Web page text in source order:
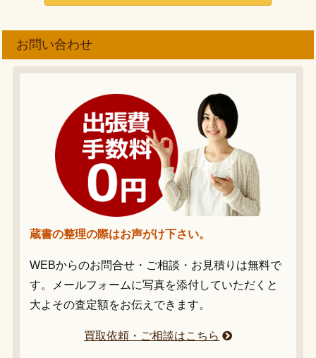
お問い合わせ
蔵書の整理の際はお声がけ下さい。
WEBからのお問合せ・ご相談・お見積りは無料で
す。メールフォームに写真を添付していただくと
大よその査定額をお伝えできます。
買取依頼・ご相談はこちら